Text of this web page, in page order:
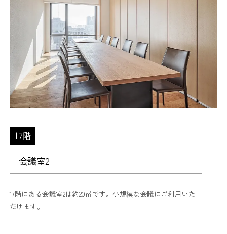
17階
会議室2
17階にある会議室2は約20㎡です。小規模な会議にご利用いた
だけます。